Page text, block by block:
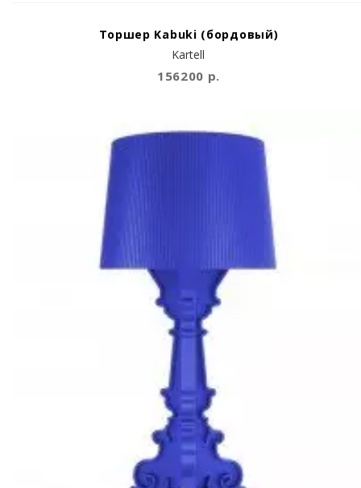
Kartell
Торшер Kabuki (бордовый)
156200 р.